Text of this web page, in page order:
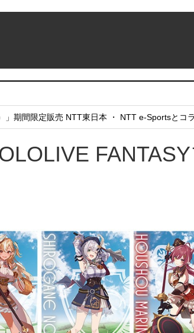
行のお知らせ
」期間限定販売 NTT東日本 ・ NTT e-Sportsとコ